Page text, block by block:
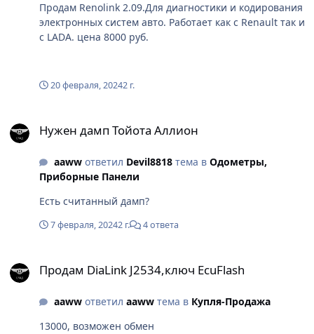
Продам Renolink 2.09.Для диагностики и кодирования
электронных систем авто. Работает как с Renault так и
с LADA. цена 8000 руб.
20 февраля, 20242 г.
Нужен дамп Тойота Аллион
aawwответил Devil8818тема в Одометры,
Приборные Панели
Есть считанный дамп?
7 февраля, 20242 г. 4 ответа
Продам DiaLink J2534,ключ EcuFlash
aawwответил aawwтема в Купля-Продажа
13000, возможен обмен